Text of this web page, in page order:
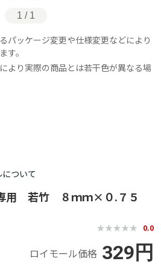
1 / 1
パッケージ変更や仕様変更などにより
す。
より実際の商品とは若干色が異なる場
ついて
用 若竹 ８ｍｍ×０.７５
0.0
ロイモール価格 329円